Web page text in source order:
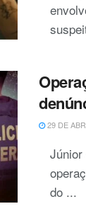
29 DE
do ...